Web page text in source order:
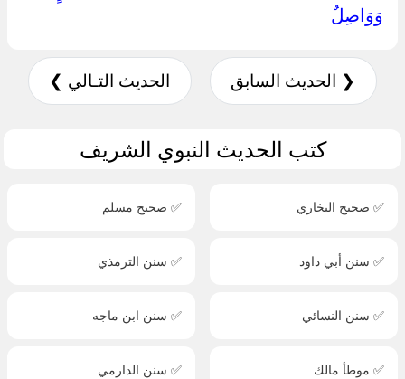
‏وَوَاصِلٌ ‏
❮ الحديث السابق الحديث التـالي ❯
كتب الحديث النبوي الشريف
✅ صحيح البخاري ✅ صحيح مسلم
✅ سنن أبي داود ✅ سنن الترمذي
✅ سنن النسائي ✅ سنن ابن ماجه
✅ موطأ مالك ✅ سنن الدارمي